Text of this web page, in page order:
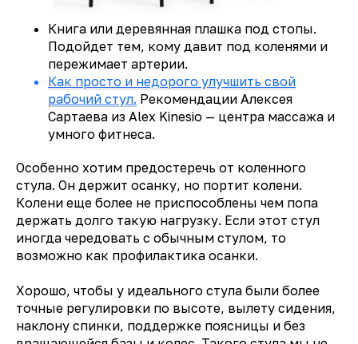
Книга или деревянная плашка под стопы.
Подойдет тем, кому давит под коленями и
пережимает артерии.
Как просто и недорого улучшить свой
рабочий стул. Рекомендации Алексея
Сартаева из Alex Kinesio — центра массажа и
умного фитнеса.
Особенно хотим предостеречь от коленного
стула. Он держит осанку, но портит колени.
Колени еще более не приспособлены чем попа
держать долго такую нагрузку. Если этот стул
иногда чередовать с обычным стулом, то
возможно как профилактика осанки.
Хорошо, чтобы у идеального стула были более
точные регулировки по высоте, вылету сидения,
наклону спинки, поддержке поясницы и без